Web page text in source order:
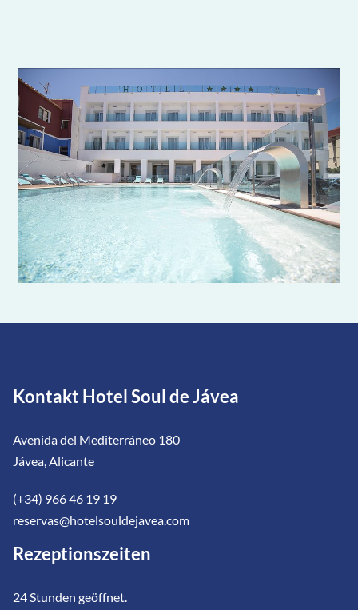
Kontakt Hotel Soul de Jávea
Avenida del Mediterráneo 180
Jávea, Alicante
(+34) 966 46 19 19
reservas@hotelsouldejavea.com
Rezeptionszeiten
24 Stunden geöffnet.